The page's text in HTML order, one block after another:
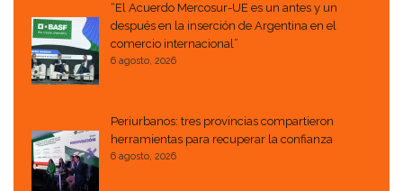
“El Acuerdo Mercosur-UE es un antes y un
después en la inserción de Argentina en el
comercio internacional”
6 agosto, 2026
Periurbanos: tres provincias compartieron
herramientas para recuperar la confianza
6 agosto, 2026